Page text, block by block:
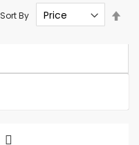
Sort By